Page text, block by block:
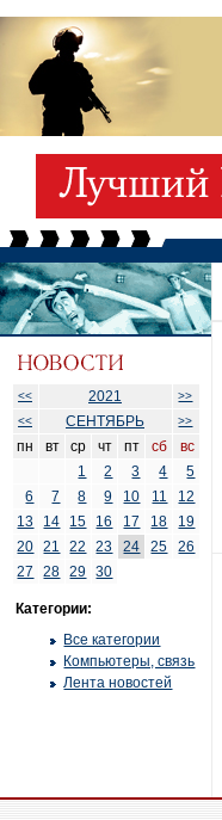
<< 2021
>>
<<
СЕНТЯБРЬ >>
пн вт ср чт пт сб
вс
1
2 3 4
5
6
7 8 9 10 11
12
13
14 15 16 17 18
19
20
21 22 23 24 25
26
27
28 29 30
Категории:
Все категории
Компьютеры, связь
Лента новостей